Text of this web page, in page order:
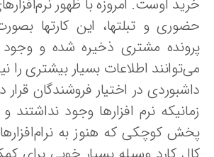
اوست. امروزه با ظهور
و تبلتها، این کارتها بصورت
مشتری ذخیره شده و وجود
اطلاعات بسیار بیشتری را
در اختیار فروشندگان قرار
نرم افزارها وجود نداشتند و یا
کوچکی که هنوز به نرام‌افزارها